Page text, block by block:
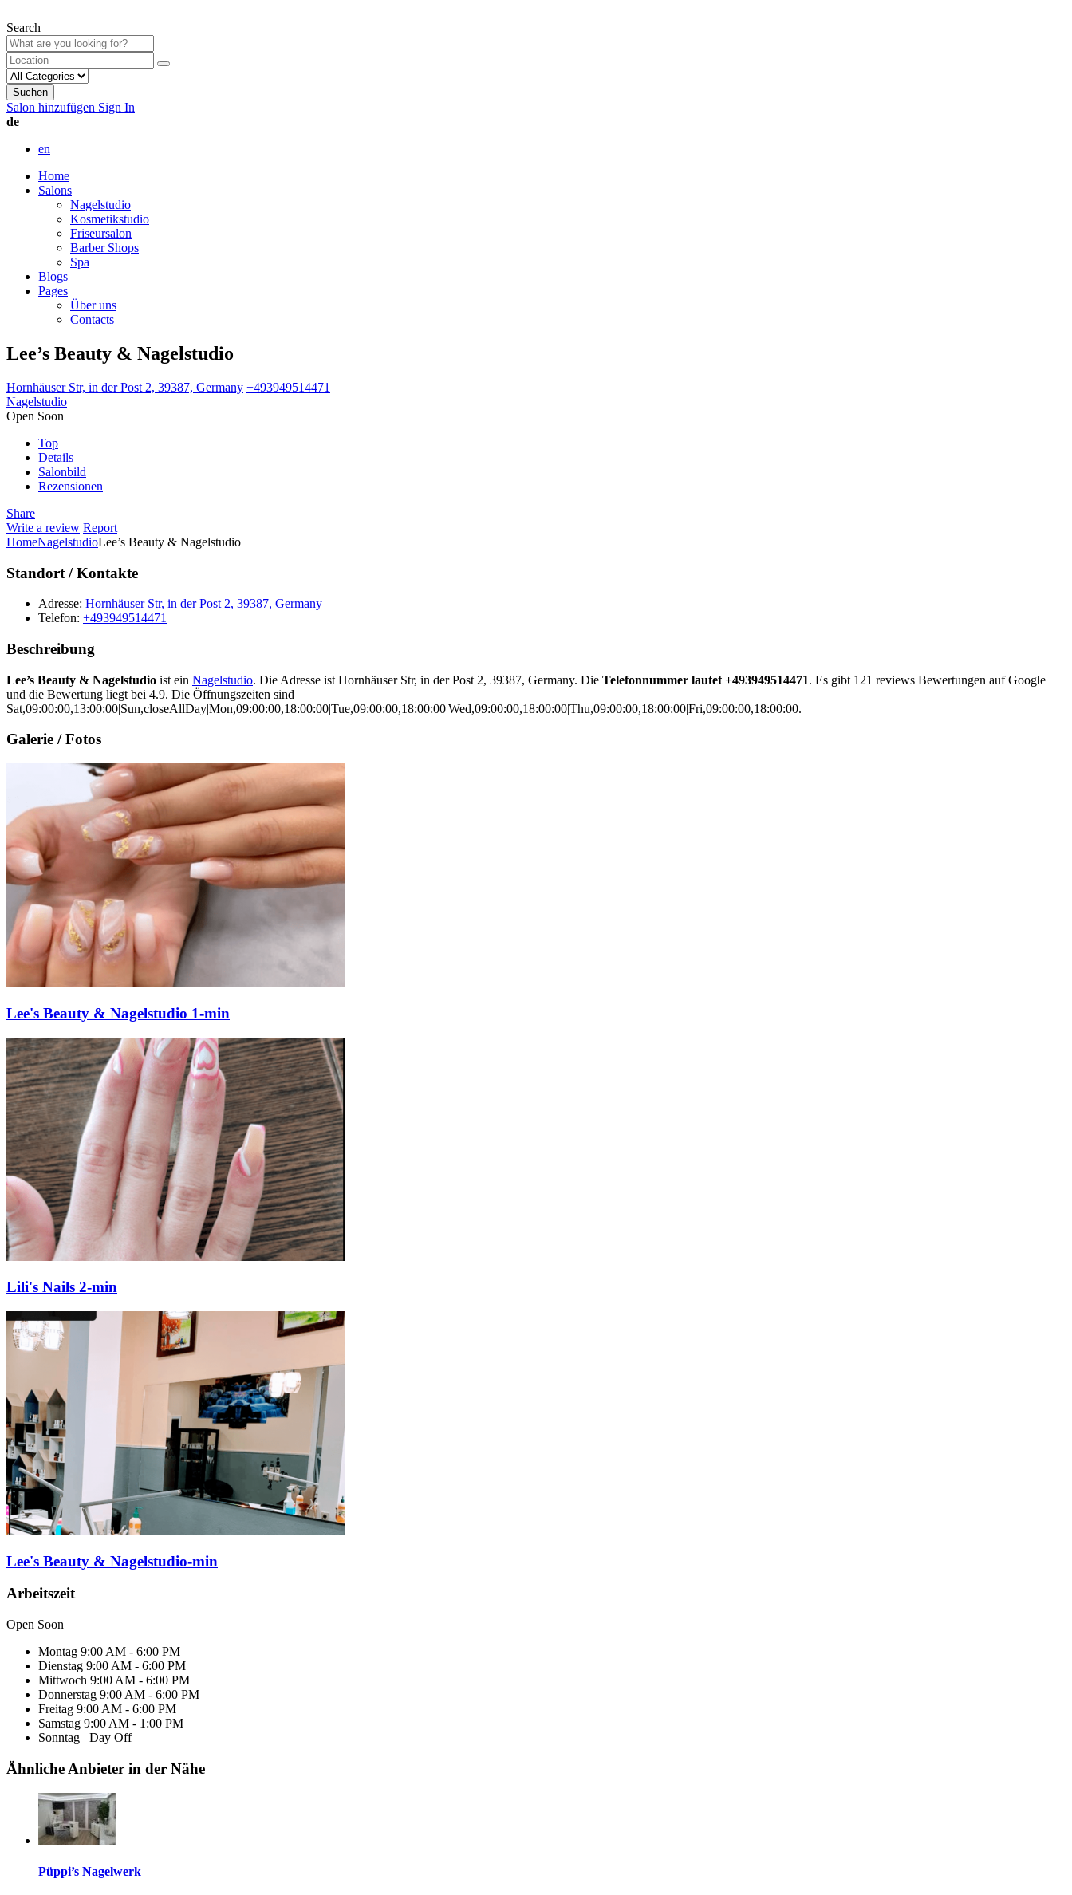
Search
Suchen
Salon hinzufügen Sign In
de
en
Home
Salons
Nagelstudio
Kosmetikstudio
Friseursalon
Barber Shops
Spa
Blogs
Pages
Über uns
Contacts
Lee’s Beauty & Nagelstudio
Hornhäuser Str, in der Post 2, 39387, Germany +493949514471
Nagelstudio
Open Soon
Top
Details
Salonbild
Rezensionen
Share
Write a review Report
HomeNagelstudioLee’s Beauty & Nagelstudio
Standort / Kontakte
Adresse: Hornhäuser Str, in der Post 2, 39387, Germany
Telefon: +493949514471
Beschreibung
Lee’s Beauty & Nagelstudio ist ein Nagelstudio. Die Adresse ist Hornhäuser Str, in der Post 2, 39387, Germany. Die Telefonnummer lautet +493949514471. Es gibt 121 reviews Bewertungen auf Google
und die Bewertung liegt bei 4.9. Die Öffnungszeiten sind
Sat,09:00:00,13:00:00|Sun,closeAllDay|Mon,09:00:00,18:00:00|Tue,09:00:00,18:00:00|Wed,09:00:00,18:00:00|Thu,09:00:00,18:00:00|Fri,09:00:00,18:00:00.
Galerie / Fotos
Lee's Beauty & Nagelstudio 1-min
Lili's Nails 2-min
Lee's Beauty & Nagelstudio-min
Arbeitszeit
Open Soon
Montag 9:00 AM - 6:00 PM
Dienstag 9:00 AM - 6:00 PM
Mittwoch 9:00 AM - 6:00 PM
Donnerstag 9:00 AM - 6:00 PM
Freitag 9:00 AM - 6:00 PM
Samstag 9:00 AM - 1:00 PM
Sonntag Day Off
Ähnliche Anbieter in der Nähe
Püppi’s Nagelwerk